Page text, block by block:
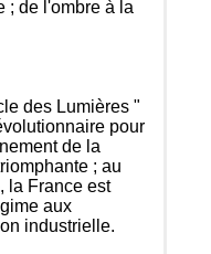
; de l'ombre à la
des Lumières "
pour
de la
; au
la France est
aux
industrielle.